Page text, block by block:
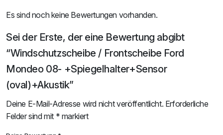
Es sind noch keine Bewertungen vorhanden.
Sei der Erste, der eine Bewertung abgibt
“Windschutzscheibe / Frontscheibe Ford
Mondeo 08- +Spiegelhalter+Sensor
(oval)+Akustik”
Deine E-Mail-Adresse wird nicht veröffentlicht. Erforderliche
Felder sind mit * markiert